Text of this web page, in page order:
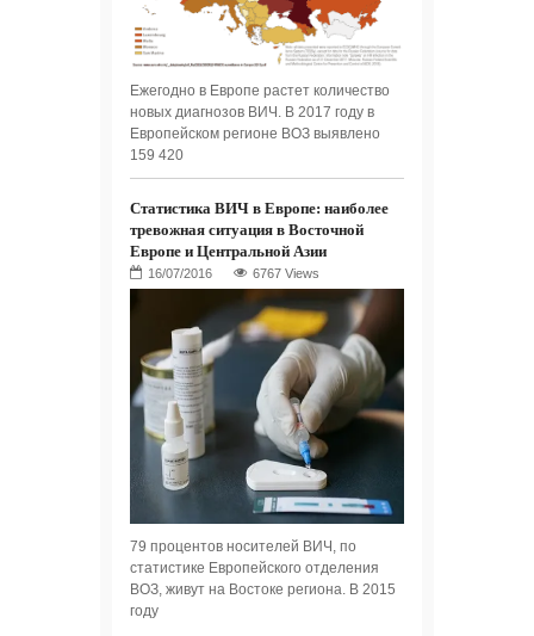
Ежегодно в Европе растет количество
новых диагнозов ВИЧ. В 2017 году в
Европейском регионе ВОЗ выявлено
159 420
Статистика ВИЧ в Европе: наиболее
тревожная ситуация в Восточной
Европе и Центральной Азии
6767 Views
79 процентов носителей ВИЧ, по
статистике Европейского отделения
ВОЗ, живут на Востоке региона. В 2015
году